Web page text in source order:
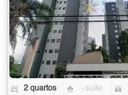
2 quartos - suíte